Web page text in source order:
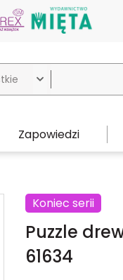

Zapowiedzi
Koniec serii
Puzzle
61634